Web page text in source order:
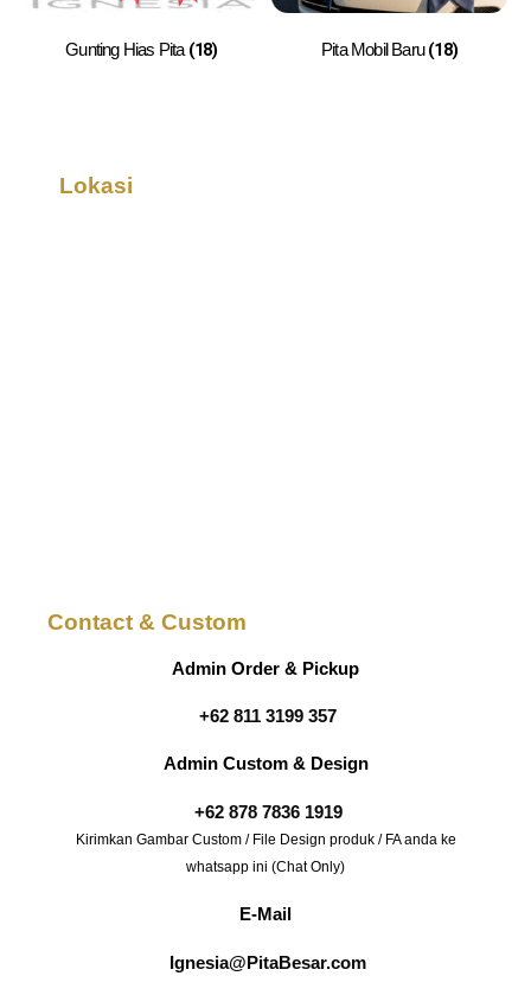
Gunting Hias Pita (18) Pita Mobil Baru(18)
Lokasi
Contact & Custom
Admin Order & Pickup
+62 811 3199 357
Admin Custom & Design
+62 878 7836 1919
Kirimkan Gambar Custom / File Design produk / FA anda ke
whatsapp ini (Chat Only)
E-Mail
Ignesia@PitaBesar.com